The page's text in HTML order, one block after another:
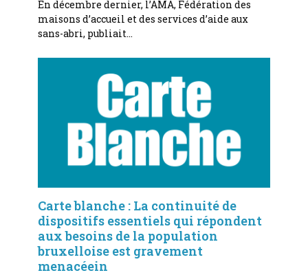
En décembre dernier, l’AMA, Fédération des
maisons d’accueil et des services d’aide aux
sans-abri, publiait…
Carte blanche : La continuité de
dispositifs essentiels qui répondent
aux besoins de la population
bruxelloise est gravement
menacéein